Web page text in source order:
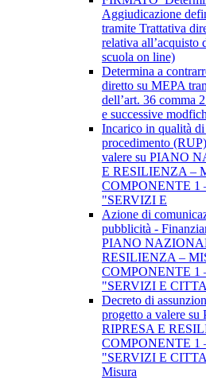
Aggiudicazione
tramite Trattativa
relativa all’acquisto
scuola on line)
Determina a
diretto su MEPA
dell’art. 36 comma
e successive
Incarico in qualità
procedimento
valere su PIANO
E RESILIENZA –
COMPONENTE 1
"SERVIZI E
Azione di
pubblicità -
PIANO
RESILIENZA –
COMPONENTE 1
"SERVIZI E
Decreto di
progetto a valere
RIPRESA E
COMPONENTE 1
"SERVIZI E
Misura